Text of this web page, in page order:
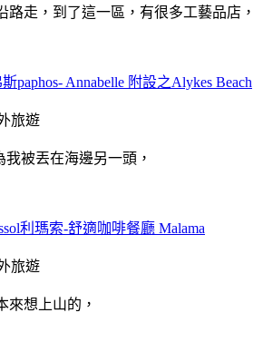
路走，到了這一區，有很多工藝品店，
paphos- Annabelle 附設之Alykes Beach
旅遊
我被丟在海邊另一頭，
利瑪索-舒適咖啡餐廳 Malama
旅遊
來想上山的，